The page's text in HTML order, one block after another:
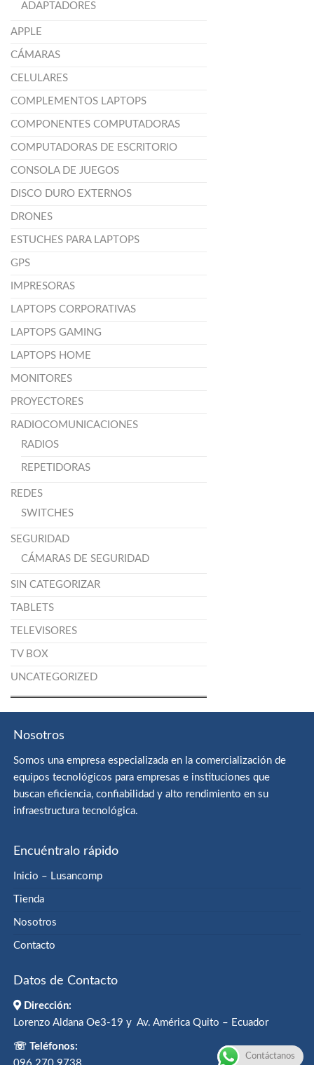
ADAPTADORES
APPLE
CÁMARAS
CELULARES
COMPLEMENTOS LAPTOPS
COMPONENTES COMPUTADORAS
COMPUTADORAS DE ESCRITORIO
CONSOLA DE JUEGOS
DISCO DURO EXTERNOS
DRONES
ESTUCHES PARA LAPTOPS
GPS
IMPRESORAS
LAPTOPS CORPORATIVAS
LAPTOPS GAMING
LAPTOPS HOME
MONITORES
PROYECTORES
RADIOCOMUNICACIONES
RADIOS
REPETIDORAS
REDES
SWITCHES
SEGURIDAD
CÁMARAS DE SEGURIDAD
SIN CATEGORIZAR
TABLETS
TELEVISORES
TV BOX
UNCATEGORIZED
Nosotros
Somos una empresa especializada en la comercialización de
equipos tecnológicos para empresas e instituciones que
buscan eficiencia, confiabilidad y alto rendimiento en su
infraestructura tecnológica.
Encuéntralo rápido
Inicio – Lusancomp
Tienda
Nosotros
Contacto
Datos de Contacto
Dirección:
Lorenzo Aldana Oe3-19 y Av. América Quito – Ecuador
☏ Teléfonos:
Contáctanos